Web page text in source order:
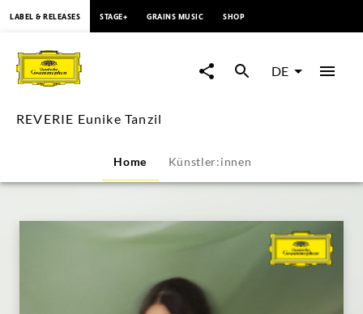
REVERIE
Eunike
Tanzil
Deutsche
Grammophon
LABEL & RELEASES STAGE+ GRAINS MUSIC SHOP
DE
REVERIE Eunike Tanzil
Home Künstler:innen